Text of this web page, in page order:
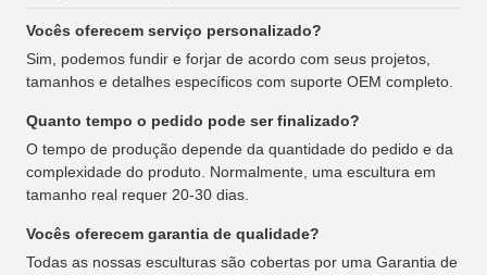
Vocês oferecem serviço personalizado?
Sim, podemos fundir e forjar de acordo com seus projetos,
tamanhos e detalhes específicos com suporte OEM completo.
Quanto tempo o pedido pode ser finalizado?
O tempo de produção depende da quantidade do pedido e da
complexidade do produto. Normalmente, uma escultura em
tamanho real requer 20-30 dias.
Vocês oferecem garantia de qualidade?
Todas as nossas esculturas são cobertas por uma Garantia de